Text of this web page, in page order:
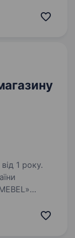
мережу
1 року.
онлайн